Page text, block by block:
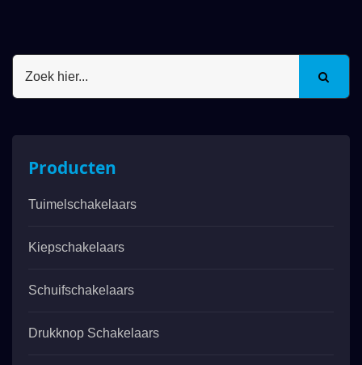
Producten
Tuimelschakelaars
Kiepschakelaars
Schuifschakelaars
Drukknop Schakelaars